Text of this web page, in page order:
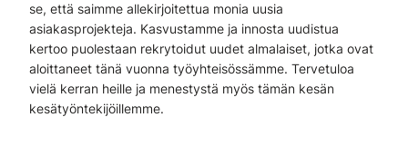
se, että saimme allekirjoitettua monia uusia
asiakasprojekteja. Kasvustamme ja innosta uudistua
kertoo puolestaan rekrytoidut uudet almalaiset, jotka ovat
aloittaneet tänä vuonna työyhteisössämme. Tervetuloa
vielä kerran heille ja menestystä myös tämän kesän
kesätyöntekijöillemme.